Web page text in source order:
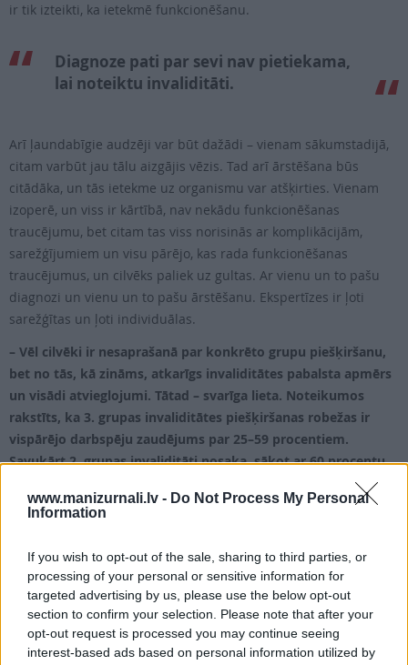
www.manizurnali.lv - Do Not Process My Personal
Information
If you wish to opt-out of the sale, sharing to third parties, or
processing of your personal or sensitive information for
targeted advertising by us, please use the below opt-out
section to confirm your selection. Please note that after your
opt-out request is processed you may continue seeing
interest-based ads based on personal information utilized by
ir tik izteikti, ka ietekmē funkcionēšanu.
Diagnoze pati par sevi nav pietiekama,
lai noteiktu invaliditāti.
Arī ļaundabīgie audzēji var būt dažādi – vienam sākumstadijā,
citam varbūt jau tālu aizgājis vēzis. Tad arī ārstēšana būs
citādāka, un tās ietekme uz organismu var atšķirties. Vienam
izoperē, un viss ir kārtībā, nav nekādu funkcionēšanas
traucējumu, bet citam tas viss norisinās ar komplikācijām,
sarežģījumiem un visu pārējo, kas rada funkcionēšanas
traucējumus, un cilvēks paliek uz gultas. Ar vienu un to pašu
diagnozi un vienu un to pašu ārstēšanu. Ekspertīzes ir ļoti
sarežģītas un ļoti individuālas.
– Vēl cilvēki ir nesaprašanā par konkrēto grupu piešķiršanu,
bet no tās, kā zināms, atkarīgs invaliditātes pabalsta apmērs
un visādi atvieglojumi. Tātad – svarīga lieta. Noteikumos
rakstīts, ka 3. grupas invaliditātes piešķiršanas robežas ir
vispārējo darbspēju zaudējums par 25–59 procentiem.
Savukārt 2. grupas invaliditāti nosaka, sākot ar 60 procentu
darbspēju zaudējumu. Raksturojiet atšķirību starp 59 un 60
procentiem!
katras grupas teorētisko ietvaru.
– Bet kā praktiski var noteikt procentus?!
Māris Andersons:Atsevišķi procentus neviens nemēra! Tā kā
invaliditāte ir funkcionēšanas ierobežojums, tad ekspertam